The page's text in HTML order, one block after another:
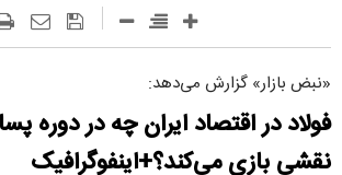
«نبض بازار» گزارش می‌دهد:
فولاد در اقتصاد ایران چه در دوره
نقشی بازی می‌کند؟+اینفوگرافیک